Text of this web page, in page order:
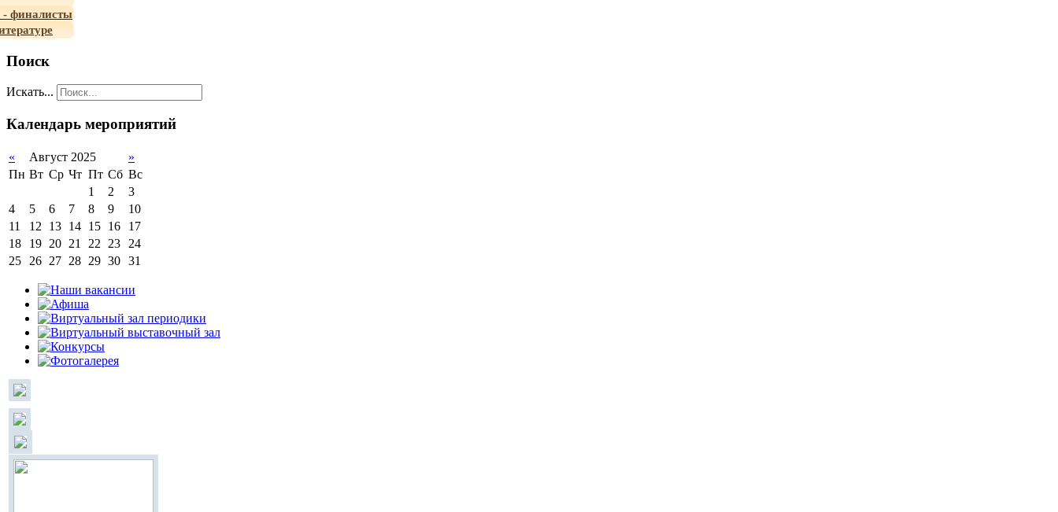
- финалисты
Поиск
Искать...
Календарь мероприятий
« Август 2025
»
Пн Вт Ср Чт Пт Сб Вс
1
2
3
4
5 6 7 8 9
10
11
12 13 14 15 16
17
18
19 20 21 22 23
24
25
26 27 28 29 30 31